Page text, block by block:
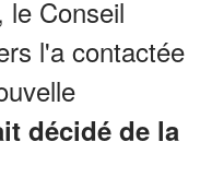
le Conseil
l'a contactée
décidé de la